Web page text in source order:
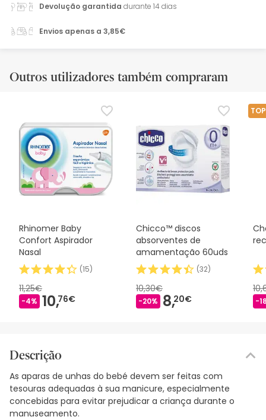
Devolução garantida durante 14 dias
Envios apenas a 3,85€
Outros utilizadores também compraram
Rhinomer Baby
Confort Aspirador
Nasal
(15)
11,25€
-4% 10,76€
Chicco™ discos
absorventes de
amamentação 60uds
(32)
10,30€
-20% 8,20€ -
Descrição
As aparas de unhas do bebé devem ser feitas com
tesouras adequadas à sua manicure, especialmente
concebidas para evitar prejudicar a criança durante o
manuseamento.